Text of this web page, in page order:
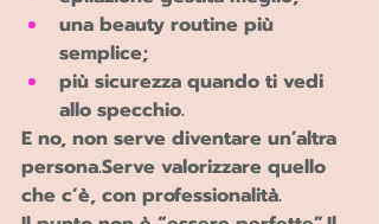
una beauty routine più
semplice;
più sicurezza quando ti vedi
allo specchio.
E no, non serve diventare un’altra
persona.Serve valorizzare quello
che c’è, con professionalità.